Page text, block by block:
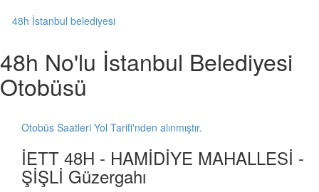
48h İstanbul belediyesi
48h No'lu İstanbul Belediyesi
Otobüsü
Otobüs Saatleri Yol Tarifi'nden alınmıştır.
İETT 48H - HAMİDİYE MAHALLESİ -
ŞİŞLİ Güzergahı